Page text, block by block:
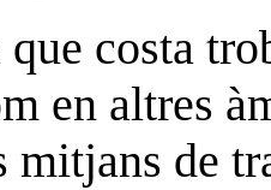
costa
en altres
mitjans de